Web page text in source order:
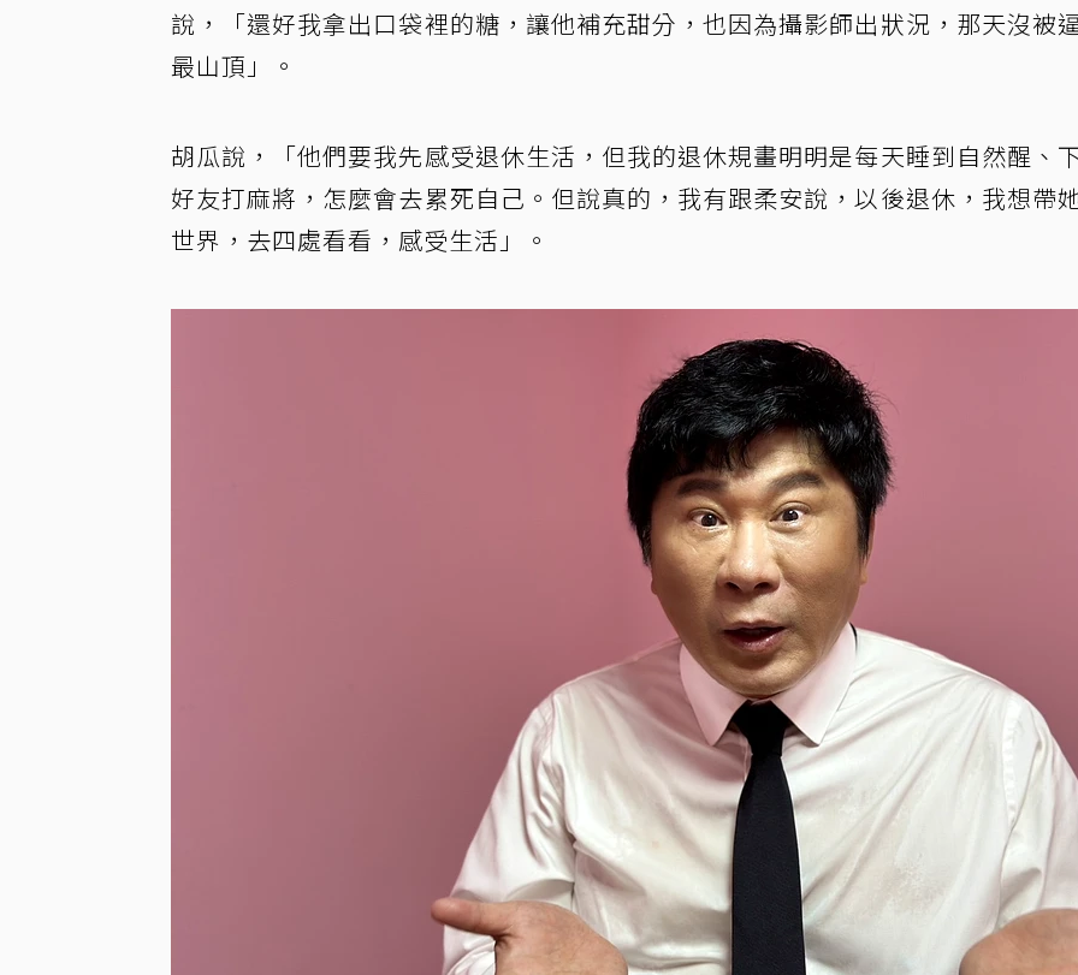
說，「還好我拿出口袋裡的糖，讓他補充甜分，也因為攝影師出狀況，那天沒被
最山頂」。
胡瓜說，「他們要我先感受退休生活，但我的退休規畫明明是每天睡到自然醒、
好友打麻將，怎麼會去累死自己。但說真的，我有跟柔安說，以後退休，我想帶
世界，去四處看看，感受生活」。